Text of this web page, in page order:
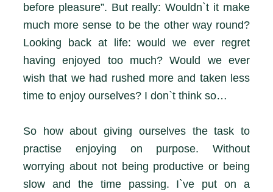
before pleasure”. But really: Wouldn`t it make
much more sense to be the other way round?
Looking back at life: would we ever regret
having enjoyed too much? Would we ever
wish that we had rushed more and taken less
time to enjoy ourselves? I don`t think so…
So how about giving ourselves the task to
practise enjoying on purpose. Without
worrying about not being productive or being
slow and the time passing. I`ve put on a